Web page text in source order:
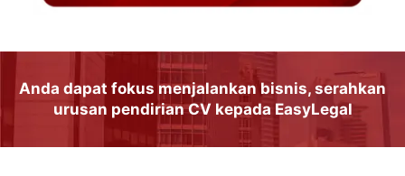
Anda dapat fokus menjalankanbisnis, serahkan
urusan pendirian CV kepada EasyLegal